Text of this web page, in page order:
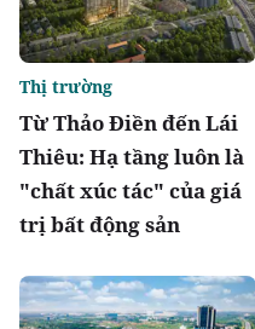
Từ Thảo Điền đến Lái
Thiêu: Hạ tầng luôn là
"chất xúc tác" của giá
trị bất động sản
Thị trường